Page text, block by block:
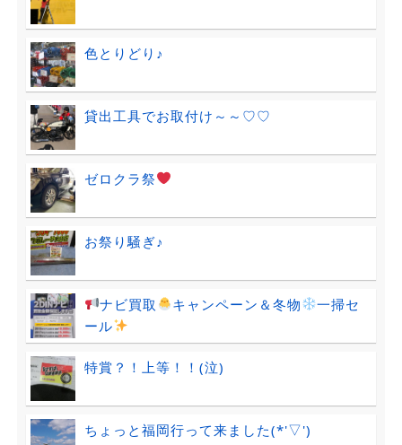
色とりどり♪
貸出工具でお取付け～～♡♡
ゼロクラ祭
お祭り騒ぎ♪
ナビ買取 キャンペーン＆冬物
一掃セ
ール
特賞？！上等！！(泣)
ちょっと福岡行って来ました(*'▽')